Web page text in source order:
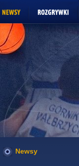
Newsy